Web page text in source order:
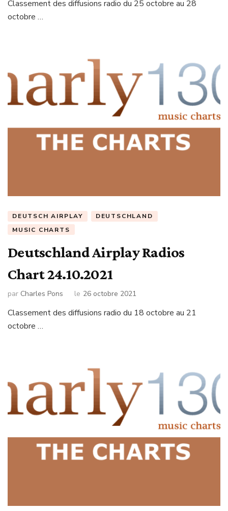
Classement des diffusions radio du 25 octobre au 28
octobre …
DEUTSCH AIRPLAY
DEUTSCHLAND
MUSIC CHARTS
Deutschland Airplay Radios
Chart 24.10.2021
par Charles Pons le 26 octobre 2021
Classement des diffusions radio du 18 octobre au 21
octobre …